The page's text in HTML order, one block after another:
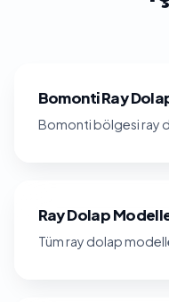
Bomonti Ray
Bomonti bölgesi ray
Ray Dolap
Tüm ray dolap